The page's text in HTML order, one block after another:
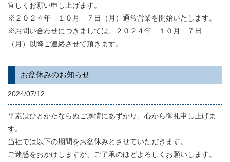
宜しくお願い申し上げます。
※２０２４年 １０月 ７日（月）通常営業を開始いたします。
※お問い合わせにつきましては、２０２４年 １０月 ７日
（月）以降ご連絡させて頂きます。
お盆休みのお知らせ
2024/07/12
平素はひとかたならぬご厚情にあずかり、心から御礼申し上げま
す。
当社では以下の期間をお盆休みとさせていただきます。
ご迷惑をおかけしますが、ご了承のほどよろしくお願いします。